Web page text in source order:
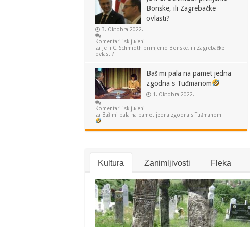
Bonske, ili Zagrebačke
ovlasti?
3. Oktobra 2022.
Komentari isključeni
za Je li C. Schmidth primjenio Bonske, ili Zagrebačke
ovlasti?
Baš mi pala na pamet jedna
zgodna s Tuđmanom
1. Oktobra 2022.
Komentari isključeni
za Baš mi pala na pamet jedna zgodna s Tuđmanom
Kultura Zanimljivosti Fleka